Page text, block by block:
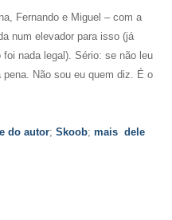
Fernando e Miguel – com a
num elevador para isso (já
nada legal). Sério: se não leu
pena. Não sou eu quem diz. É o
do autor; Skoob; mais dele